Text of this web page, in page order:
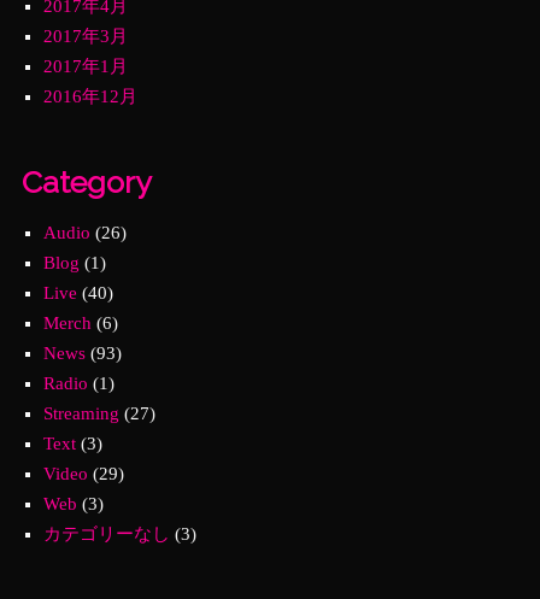
2017年4月
2017年3月
2017年1月
2016年12月
Category
Audio (26)
Blog (1)
Live (40)
Merch (6)
News(93)
Radio (1)
Streaming (27)
Text(3)
Video (29)
Web (3)
カテゴリーなし (3)